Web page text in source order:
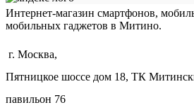
Интернет-магазин смартфонов,
мобильных гаджетов в Митино.
г. Москва,
Пятницкое шоссе дом 18, ТК
павильон 76